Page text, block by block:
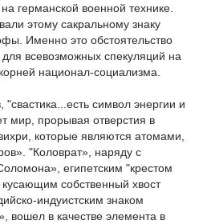
германской военной технике.
этому сакральному знаку
Именно это обстоятельство
всевозможных спекуляций на
национал-социализма.
символ энергии и
мир, прорывая отверстия в
которые являются атомами,
"Коловрат», наряду с
египетским "крестом
собственный хвост
индуистским знаком
вошел в качестве элемента в